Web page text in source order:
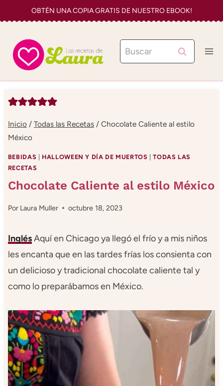
al
contenido
OBTÉN UNA COPIA GRATIS DE NUESTRO EBOOK!
Buscar:
Inicio / Todas las Recetas / Chocolate Caliente al estilo
México
BEBIDAS HALLOWEEN Y DÍA DE MUERTOS |TODAS LAS
RECETAS
Chocolate Caliente al estilo México
Por Laura Muller octubre 18, 2023
InglésAquí en Chicago ya llegó el frío y a mis niños
les encanta que en las tardes frías los consienta con
un delicioso y tradicional chocolate caliente tal y
como lo preparábamos en México.